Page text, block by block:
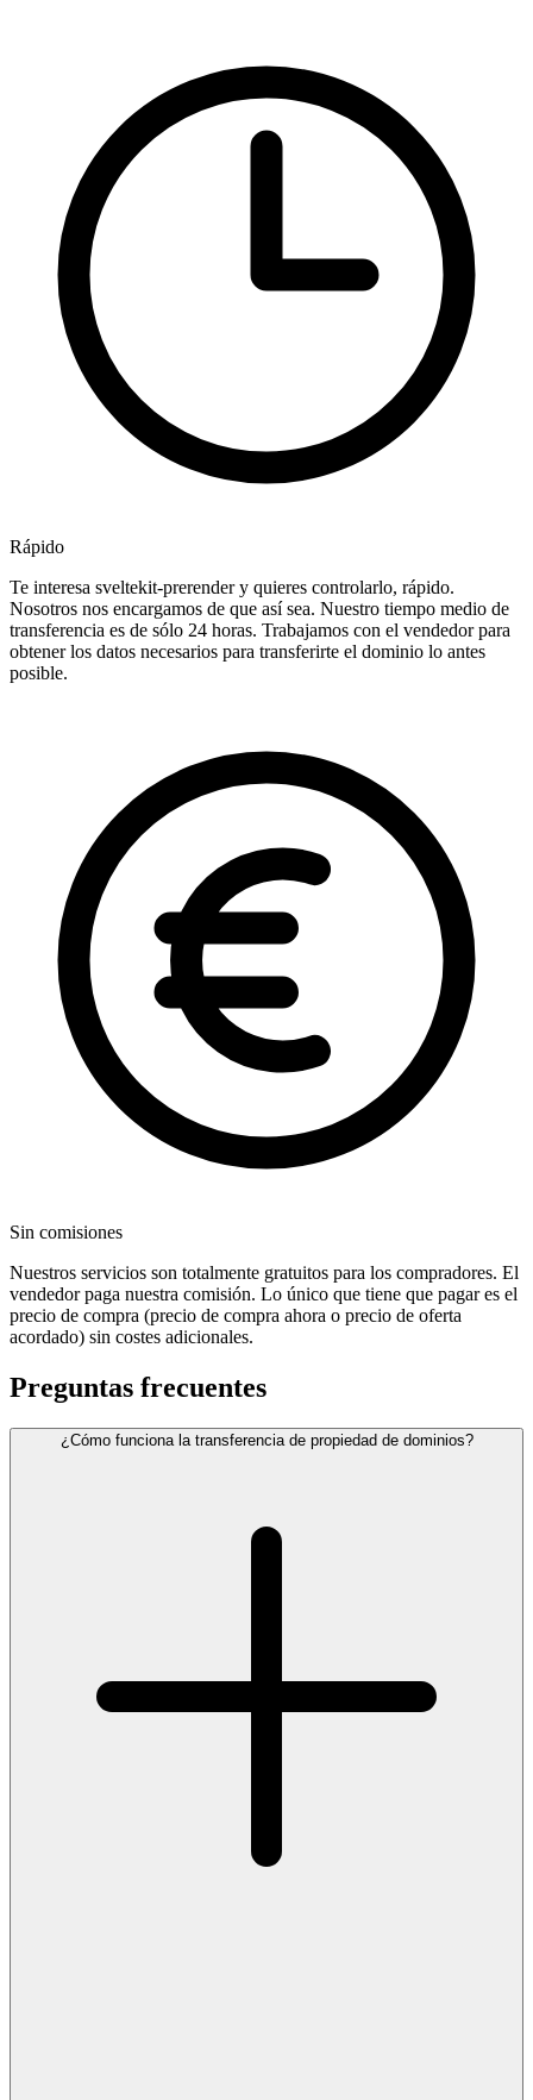
Rápido
Te interesa sveltekit-prerender y quieres controlarlo, rápido.
Nosotros nos encargamos de que así sea. Nuestro tiempo medio de
transferencia es de sólo 24 horas. Trabajamos con el vendedor para
obtener los datos necesarios para transferirte el dominio lo antes
posible.
Sin comisiones
Nuestros servicios son totalmente gratuitos para los compradores. El
vendedor paga nuestra comisión. Lo único que tiene que pagar es el
precio de compra (precio de compra ahora o precio de oferta
acordado) sin costes adicionales.
Preguntas frecuentes
¿Cómo funciona la transferencia de propiedad de dominios?